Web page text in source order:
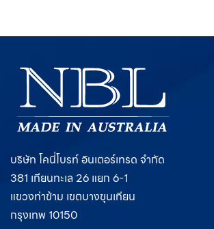
บริษัท โคนี่โบรท์ อินเตอร์เทรด จำกัด
381 เทียนทะเล 26 แยก 6-1
แขวงท่าข้าม เขตบางขุนเทียน
กรุงเทพ 10150